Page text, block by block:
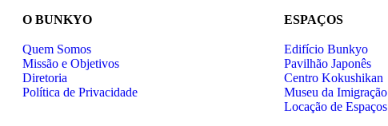
O BUNKYO
Quem Somos
Missão e Objetivos
Diretoria
Política de Privacidade
ESPAÇOS
Edifício Bunkyo
Pavilhão Japonês
Centro Kokushikan
Museu da Imigração
Locação de Espaços